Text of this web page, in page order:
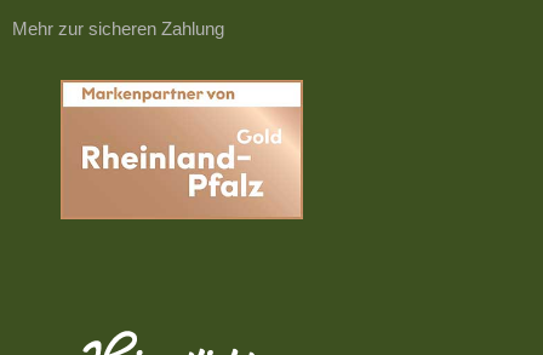
Mehr zur sicheren Zahlung